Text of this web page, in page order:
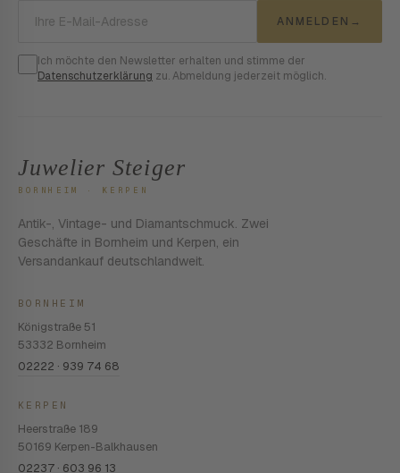
ANMELDEN →
Ich möchte den Newsletter erhalten und stimme der
Datenschutzerklärung zu. Abmeldung jederzeit möglich.
Juwelier Steiger
BORNHEIM · KERPEN
Antik-, Vintage- und Diamantschmuck. Zwei
Geschäfte in Bornheim und Kerpen, ein
Versandankauf deutschlandweit.
BORNHEIM
Königstraße 51
53332 Bornheim
02222 · 939 74 68
KERPEN
Heerstraße 189
50169 Kerpen-Balkhausen
02237 · 603 96 13